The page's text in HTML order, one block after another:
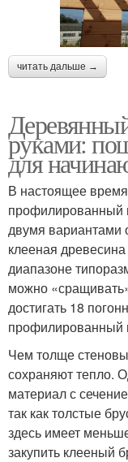
читать дальше →
руками:
для
В настоящее время
профилированный
двумя вариантами
клееная
диапазоне
можно
достигать 18
профилированный
Чем толще
сохраняют тепло.
материал с
так как толстые
здесь имеет
закупить клееный